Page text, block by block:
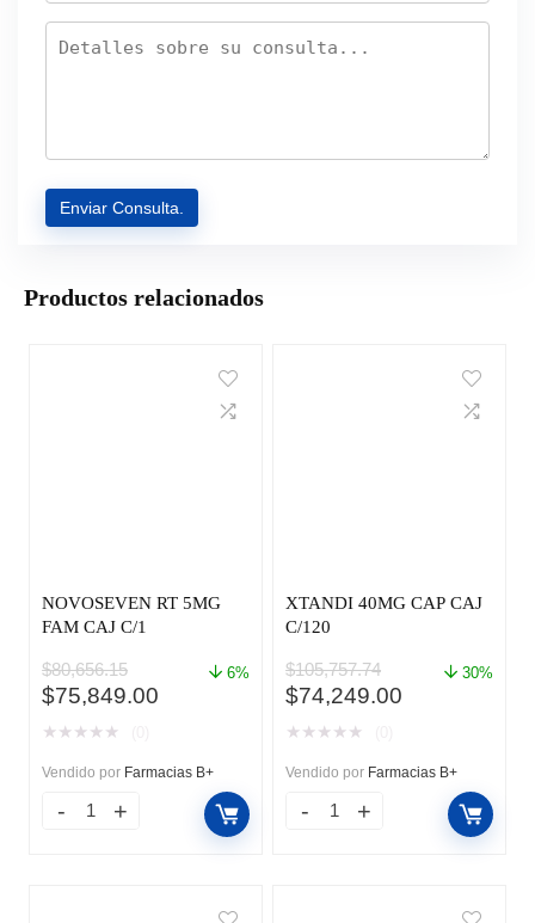
Productos relacionados
NOVOSEVEN RT 5MG
FAM CAJ C/1
$80,656.15
El
precio
era:
$80,656.15.
$75,849.00
es:
$75,849.00.
6%
★ ★ ★ ★ ★
Vendido por Farmacias B+
XTANDI 40MG CAP CAJ
C/120
$105,757.74
El
precio
era:
$105,757.74.
$74,249.00
es:
$74,249.00.
30%
★ ★ ★ ★ ★
Vendido por Farmacias B+